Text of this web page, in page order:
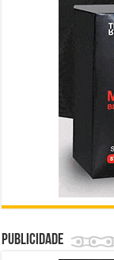
Publicidade